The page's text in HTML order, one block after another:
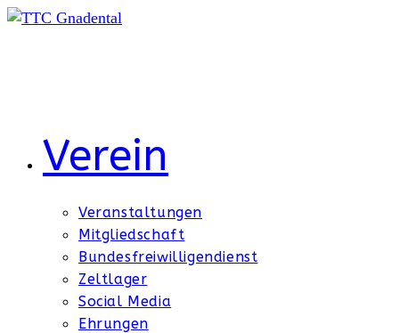
Zum
Verein
Veranstaltungen
Mitgliedschaft
Bundesfreiwilligendienst
Zeltlager
Social Media
Ehrungen